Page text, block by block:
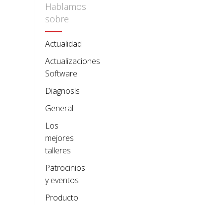
Hablamos
sobre
Actualidad
Actualizaciones
Software
Diagnosis
General
Los
mejores
talleres
Patrocinios
y eventos
Producto